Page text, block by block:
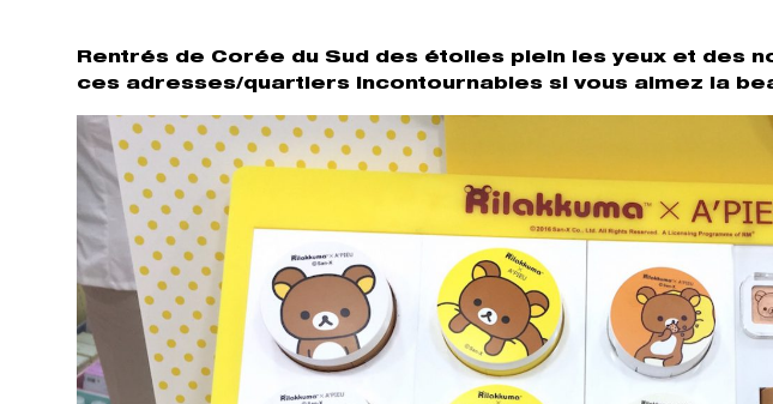
Rentrés de Corée du Sud des étoiles plein les yeux et des
ces adresses/quartiers incontournables si vous aimez la